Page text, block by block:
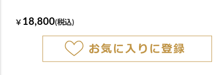
￥ 18,800(税込)